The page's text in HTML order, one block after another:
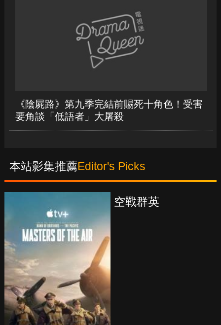
得罪主創、爆發肢體衝突！《實習醫生》14
位角色退出真相大公開
《陰屍路》第九季完結前賜死十角色！受害
要角談「低語者」大屠殺
本站影集推薦Editor's Picks